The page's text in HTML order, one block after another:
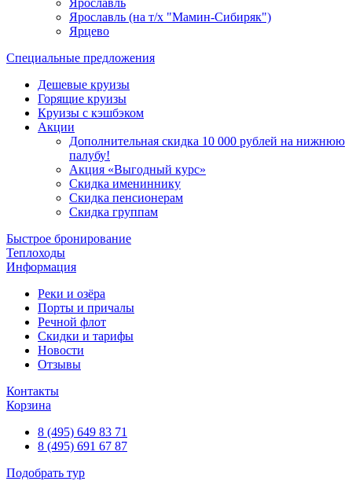
Ярославль
Ярославль (на т/х "Мамин-Сибиряк")
Ярцево
Специальные предложения
Дешевые круизы
Горящие круизы
Круизы с кэшбэком
Акции
Дополнительная скидка 10 000 рублей на нижнюю
палубу!
Акция «Выгодный курс»
Скидка имениннику
Скидка пенсионерам
Скидка группам
Быстрое бронирование
Теплоходы
Информация
Реки и озёра
Порты и причалы
Речной флот
Скидки и тарифы
Новости
Отзывы
Контакты
Корзина
8 (495) 649 83 71
8 (495) 691 67 87
Подобрать тур